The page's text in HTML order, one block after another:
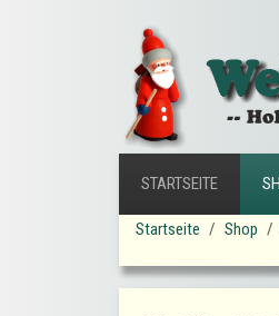
STARTSEITE
Startseite Shop